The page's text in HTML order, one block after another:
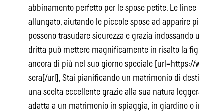
abbinamento perfetto per le spose petite. Le
allungato, aiutando le piccole spose ad apparire
possono trasudare sicurezza e grazia
dritta può mettere magnificamente in risalto la
ancora di più nel suo giorno speciale
sera[/url], Stai pianificando un matrimonio di
una scelta eccellente grazie alla sua natura
adatta a un matrimonio in spiaggia, in giardino o